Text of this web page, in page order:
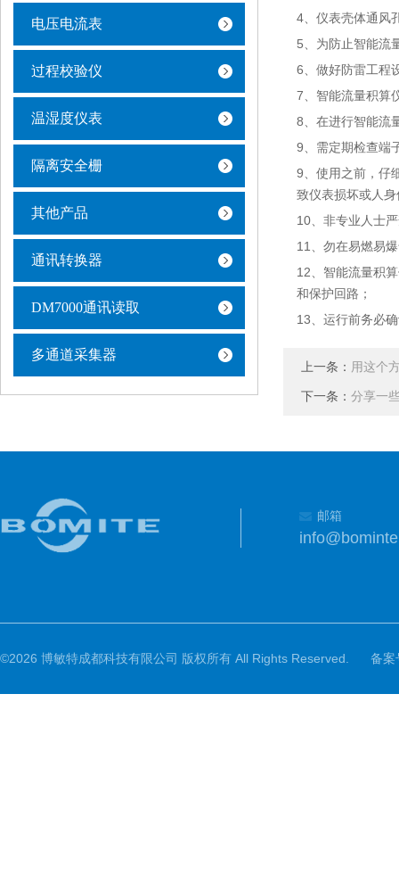
电压电流表
过程校验仪
温湿度仪表
隔离安全栅
其他产品
通讯转换器
DM7000通讯读取
多通道采集器
4、仪表壳体通风
5、为防止智能流
6、做好防雷工程
7、智能流量积算
8、在进行智能流
9、需定期检查端
9、使用之前，仔
致仪表损坏或人
10、非专业人士
11、勿在易燃易
12、智能流量积
和保护回路；
13、运行前务必
上一条： 用这个
下一条： 分享一
邮箱
©2026 博敏特成都科技有限公司 版权所有 All Rights Reserved. 备案